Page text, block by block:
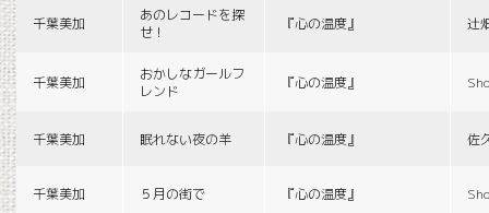
千葉美加
あのレコードを探
せ！
『心の温度』 辻
千葉美加
おかしなガールフ
レンド
『心の温度』
千葉美加 眠れない夜の羊 『心の温度』 佐
千葉美加 ５月の街で 『心の温度』